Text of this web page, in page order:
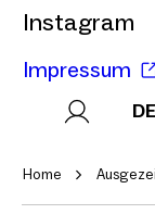
Instagram
Impressum
DE
Home